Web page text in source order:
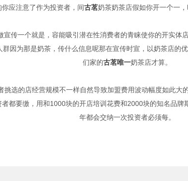
应注意了作为投资者，间古茗奶茶奶茶店假如你开一个一
宣传一个就是，容能吸引潜在性消费者的青睐使你的开实
因为那是奶茶，传什么信息呢那在宣传时宣，以奶茶店
们家的古茗唯一奶茶店才算。
选的店经营规模不一样自然导致加盟费用波动幅度如此
都要缴，用和1000块的开店培训花费和2000块的知名品
年都会交纳一次投资者必须每。